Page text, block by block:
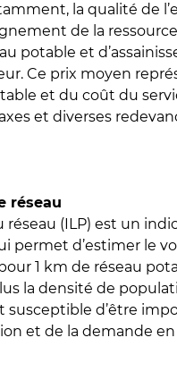
la qualité de
de la
potable et
Ce prix moyen
et du coût du
et diverses
réseau
réseau (ILP) est un
permet d’estimer le
1 km de réseau
la densité de
susceptible d’être
et de la demande